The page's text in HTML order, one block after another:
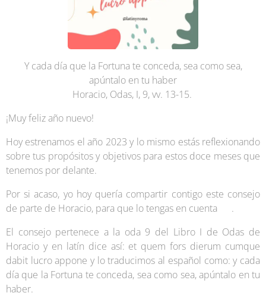
Y cada día que la Fortuna te conceda, sea como sea,
apúntalo en tu haber
Horacio, Odas, I, 9, vv. 13-15.
¡Muy feliz año nuevo! 🥰
Hoy estrenamos el año 2023 y lo mismo estás reflexionando
sobre tus propósitos y objetivos para estos doce meses que
tenemos por delante.
Por si acaso, yo hoy quería compartir contigo este consejo
de parte de Horacio, para que lo tengas en cuenta 😉.
El consejo pertenece a la oda 9 del Libro I de Odas de
Horacio y en latín dice así: et quem fors dierum cumque
dabit lucro appone y lo traducimos al español como: y cada
día que la Fortuna te conceda, sea como sea, apúntalo en tu
haber.